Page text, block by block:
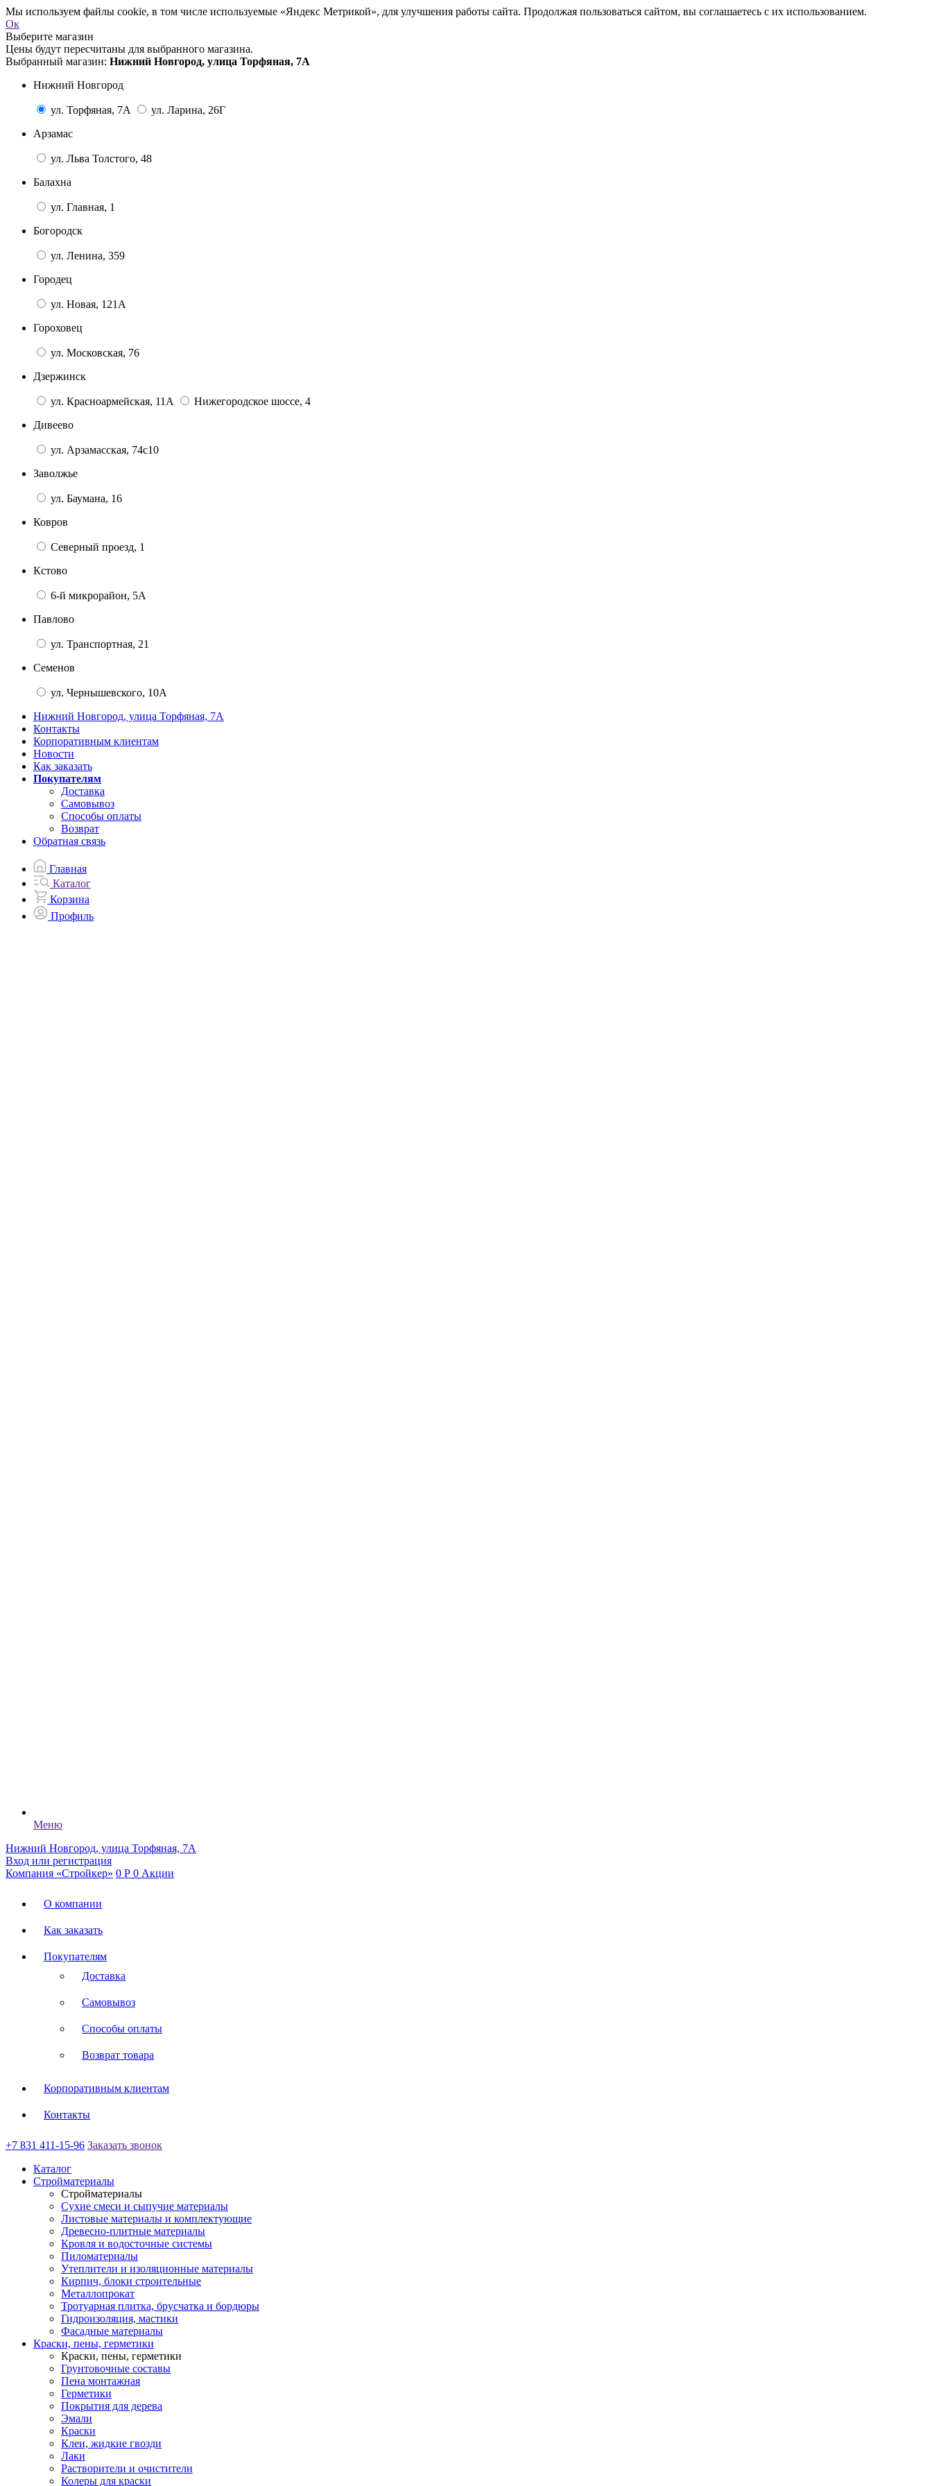
Мы используем файлы cookie, в том числе используемые «Яндекс Метрикой», для улучшения работы сайта. Продолжая пользоваться сайтом, вы соглашаетесь с их использованием.
Ок
Выберите магазин
Цены будут пересчитаны для выбранного магазина.
Выбранный магазин: Нижний Новгород, улица Торфяная, 7А
Нижний Новгород
ул. Торфяная, 7А
ул. Ларина, 26Г
Арзамас
ул. Льва Толстого, 48
Балахна
ул. Главная, 1
Богородск
ул. Ленина, 359
Городец
ул. Новая, 121А
Гороховец
ул. Московская, 76
Дзержинск
ул. Красноармейская, 11А
Нижегородское шоссе, 4
Дивеево
ул. Арзамасская, 74с10
Заволжье
ул. Баумана, 16
Ковров
Северный проезд, 1
Кстово
6-й микрорайон, 5А
Павлово
ул. Транспортная, 21
Семенов
ул. Чернышевского, 10А
Нижний Новгород, улица Торфяная, 7А
Контакты
Корпоративным клиентам
Новости
Как заказать
Покупателям
Доставка
Самовывоз
Способы оплаты
Возврат
Обратная связь
Главная
Каталог
Корзина
Профиль
Меню
Нижний Новгород, улица Торфяная, 7А
Вход или регистрация
Компания «Стройкер» 0 Р 0 Акции
О компании
Как заказать
Покупателям
Доставка
Самовывоз
Способы оплаты
Возврат товара
Корпоративным клиентам
Контакты
+7 831 411-15-96 Заказать звонок
Каталог
Стройматериалы
Стройматериалы
Сухие смеси и сыпучие материалы
Листовые материалы и комплектующие
Древесно-плитные материалы
Кровля и водосточные системы
Пиломатериалы
Утеплители и изоляционные материалы
Кирпич, блоки строительные
Металлопрокат
Тротуарная плитка, брусчатка и бордюры
Гидроизоляция, мастики
Фасадные материалы
Краски, пены, герметики
Краски, пены, герметики
Грунтовочные составы
Пена монтажная
Герметики
Покрытия для дерева
Эмали
Краски
Клеи, жидкие гвозди
Лаки
Растворители и очистители
Колеры для краски